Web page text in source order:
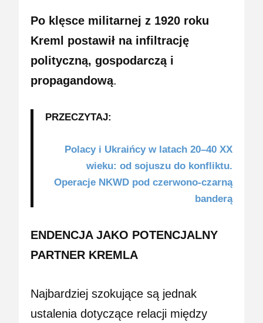
Po klęsce militarnej z 1920 roku
Kreml postawił na infiltrację
polityczną, gospodarczą i
propagandową.
PRZECZYTAJ:
Polacy i Ukraińcy w latach 20–40 XX
wieku: od sojuszu do konfliktu.
Operacje NKWD pod czerwono-czarną
banderą
ENDENCJA JAKO POTENCJALNY
PARTNER KREMLA
Najbardziej szokujące są jednak
ustalenia dotyczące relacji między